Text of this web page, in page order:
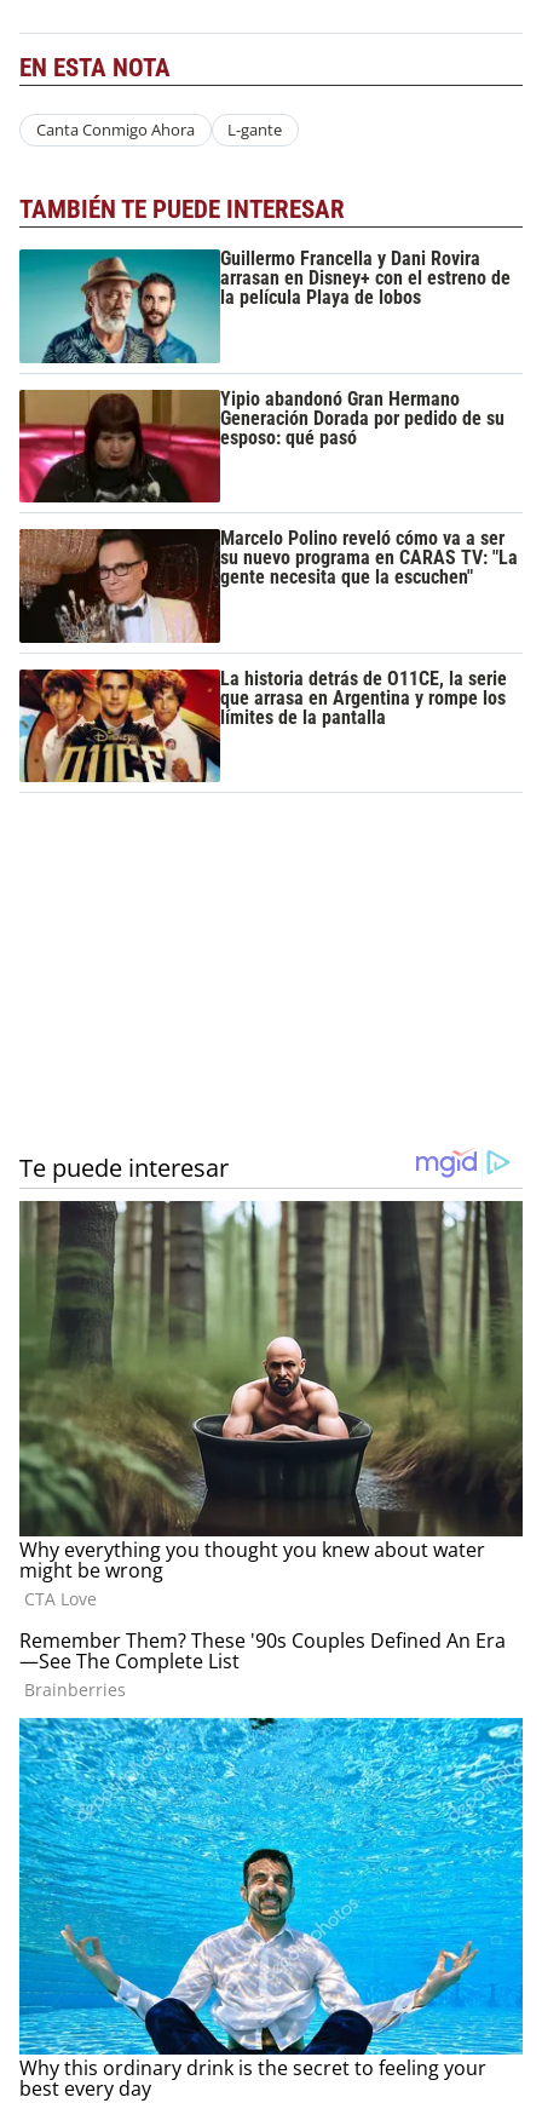
EN ESTA NOTA
Canta Conmigo Ahora L-gante
TAMBIÉN TE PUEDE INTERESAR
Guillermo Francella y Dani Rovira
arrasan en Disney+ con el estreno de
la película Playa de lobos
Yipio abandonó Gran Hermano
Generación Dorada por pedido de su
esposo: qué pasó
Marcelo Polino reveló cómo va a ser
su nuevo programa en CARAS TV: "La
gente necesita que la escuchen"
La historia detrás de O11CE, la serie
que arrasa en Argentina y rompe los
límites de la pantalla